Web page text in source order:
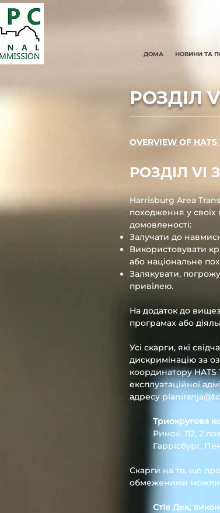
ДОМА НОВИНИ ТА
РОЗДІЛ
OVERVIEW OF
РОЗДІЛ VI
Harrisburg Area
походження у своїх
домовленості:
Залучати до
Використовувати
або національне
Залякувати,
привілею.
На додаток до
програмах або
Усі скарги, які
дискримінацію за
координатору HATS
експлуатаційної
адресу
Триокругова
Ринок, 112, 2
Гаррісбург,
Скарги на те, що
обмеженими
Стів Дек,